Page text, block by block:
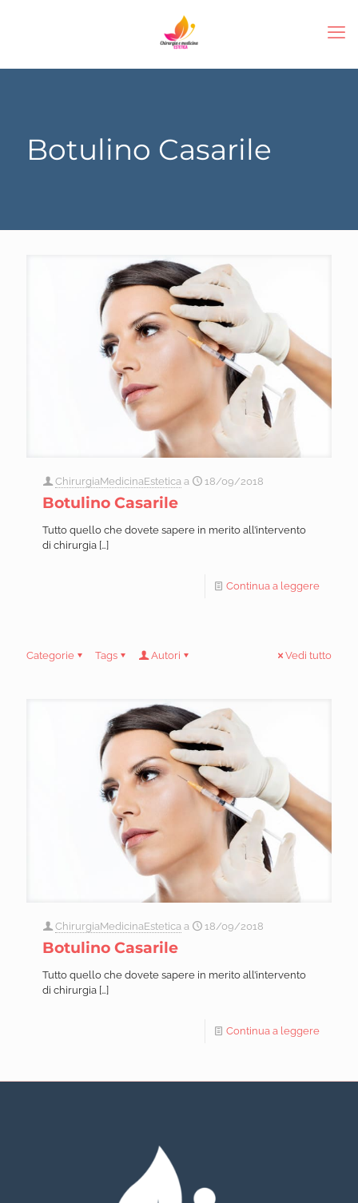
Botulino Casarile
ChirurgiaMedicinaEstetica a 18/09/2018
Botulino Casarile
Tutto quello che dovete sapere in merito all’intervento
di chirurgia […]
Continua a leggere
Categorie Tags Autori Vedi tutto
ChirurgiaMedicinaEstetica a 18/09/2018
Botulino Casarile
Tutto quello che dovete sapere in merito all’intervento
di chirurgia […]
Continua a leggere